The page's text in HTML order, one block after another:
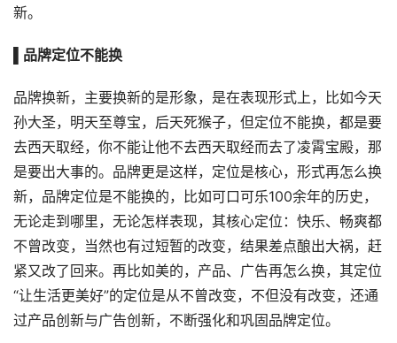
新。
▌品牌定位不能换
品牌换新，主要换新的是形象，是在表现形式上，比如今天
孙大圣，明天至尊宝，后天死猴子，但定位不能换，都是要
去西天取经，你不能让他不去西天取经而去了凌霄宝殿，那
是要出大事的。品牌更是这样，定位是核心，形式再怎么换
新，品牌定位是不能换的，比如可口可乐100余年的历史，
无论走到哪里，无论怎样表现，其核心定位：快乐、畅爽都
不曾改变，当然也有过短暂的改变，结果差点酿出大祸，赶
紧又改了回来。再比如美的，产品、广告再怎么换，其定位
“让生活更美好”的定位是从不曾改变，不但没有改变，还通
过产品创新与广告创新，不断强化和巩固品牌定位。